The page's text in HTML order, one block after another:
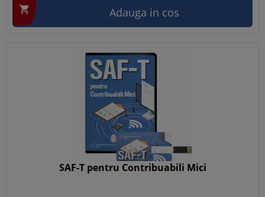
 Adauga in cos
SAF-T pentru Contribuabili Mici